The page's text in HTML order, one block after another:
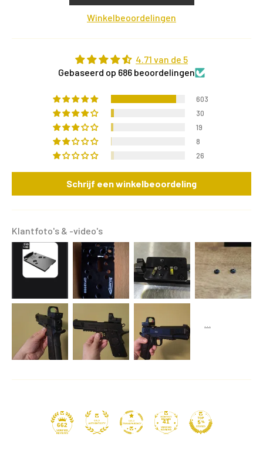
Winkelbeoordelingen
4.71 van de 5
Gebaseerd op 686 beoordelingen
603
30
19
8
26
Schrijf een winkelbeoordeling
Klantfoto's & -video's
662
41